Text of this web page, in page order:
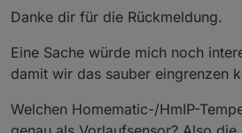
Danke dir für die Rückmeldung.
Eine Sache würde mich noch
damit wir das sauber eingrenzen
Welchen Homematic-/HmIP-